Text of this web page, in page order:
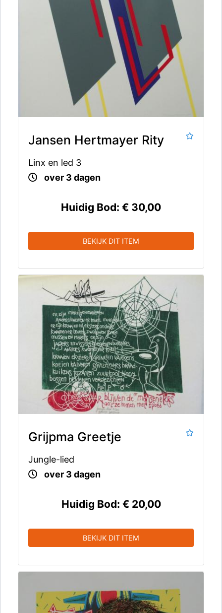
Jansen Hertmayer Rity
Linx en led 3
over 3 dagen
Huidig Bod: € 30,00
BEKIJK DIT ITEM
Grijpma Greetje
Jungle-lied
over 3 dagen
Huidig Bod: € 20,00
BEKIJK DIT ITEM